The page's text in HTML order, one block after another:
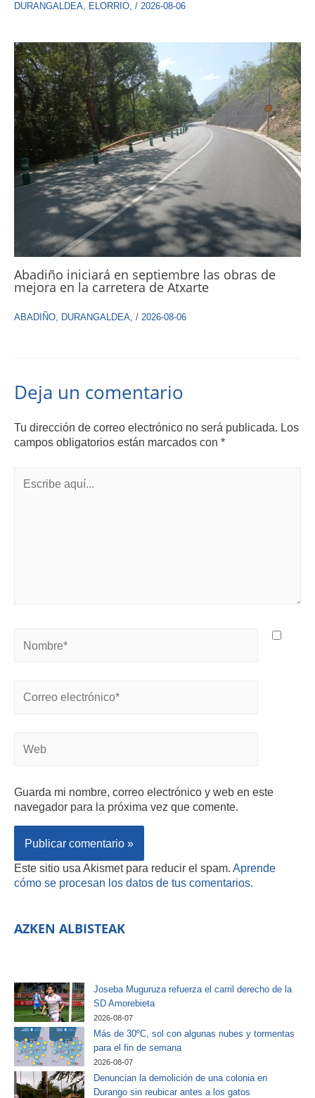
DURANGALDEA, ELORRIO, / 2026-08-06
Abadiño iniciará en septiembre las obras de
mejora en la carretera de Atxarte
ABADIÑO DURANGALDEA / 2026-08-06
Deja un comentario
Tu dirección de correo electrónico no será publicada. Los
campos obligatorios están marcados con *
Guarda mi nombre, correo electrónico y web en este
navegador para la próxima vez que comente.
Este sitio usa Akismet para reducir el spam. Aprende
cómo se procesan los datos de tus comentarios.
AZKEN ALBISTEAK
Joseba Muguruza refuerza el carril derecho de la
SD Amorebieta
2026-08-07
Más de 30ºC, sol con algunas nubes y tormentas
para el fin de semana
2026-08-07
Denuncian la demolición de una colonia en
Durango sin reubicar antes a los gatos